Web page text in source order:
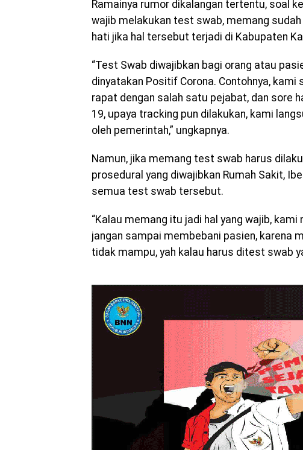
Ramainya rumor dikalangan tertentu, soal
wajib melakukan test swab, memang
hati jika hal tersebut terjadi di Kabupaten
“Test Swab diwajibkan bagi orang atau
dinyatakan Positif Corona. Contohnya,
rapat dengan salah satu pejabat, dan sore
19, upaya tracking pun dilakukan, kami
oleh pemerintah,” ungkapnya.
Namun, jika memang test swab harus
prosedural yang diwajibkan Rumah Sakit,
semua test swab tersebut.
“Kalau memang itu jadi hal yang wajib,
jangan sampai membebani pasien, karena
tidak mampu, yah kalau harus ditest swab